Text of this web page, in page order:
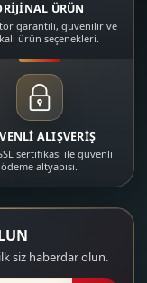
ÜRÜN
garantili, güvenilir ve
ürün seçenekleri.
ALIŞVERİŞ
sertifikası ile güvenli
ödeme altyapısı.
siz haberdar olun.